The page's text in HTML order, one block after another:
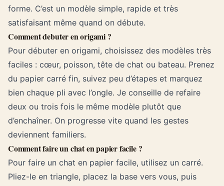
forme. C’est un modèle simple, rapide et très
satisfaisant même quand on débute.
Comment debuter en origami ?
Pour débuter en origami, choisissez des modèles très
faciles : cœur, poisson, tête de chat ou bateau. Prenez
du papier carré fin, suivez peu d’étapes et marquez
bien chaque pli avec l’ongle. Je conseille de refaire
deux ou trois fois le même modèle plutôt que
d’enchaîner. On progresse vite quand les gestes
deviennent familiers.
Comment faire un chat en papier facile ?
Pour faire un chat en papier facile, utilisez un carré.
Pliez-le en triangle, placez la base vers vous, puis